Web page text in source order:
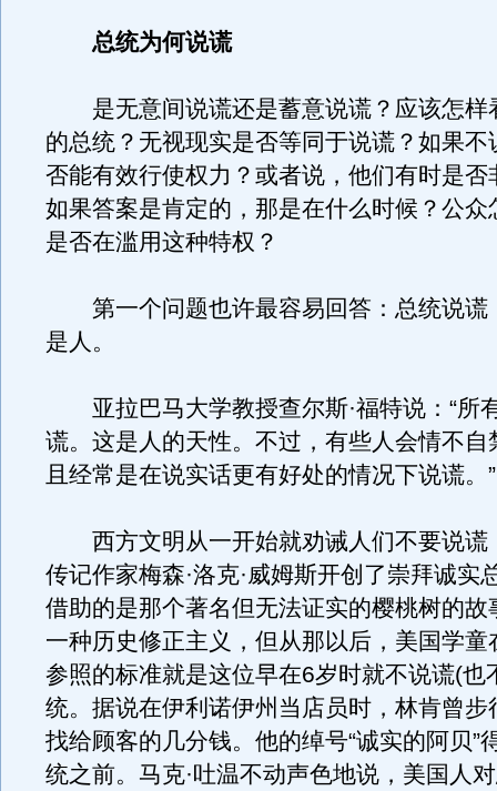
总统为何说谎
是无意间说谎还是蓄意说谎？应该怎样
的总统？无视现实是否等同于说谎？如果不
否能有效行使权力？或者说，他们有时是否
如果答案是肯定的，那是在什么时候？公众
是否在滥用这种特权？
第一个问题也许最容易回答：总统说谎
是人。
亚拉巴马大学教授查尔斯·福特说：“所
谎。这是人的天性。不过，有些人会情不自
且经常是在说实话更有好处的情况下说谎。”
西方文明从一开始就劝诫人们不要说谎
传记作家梅森·洛克·威姆斯开创了崇拜诚实
借助的是那个著名但无法证实的樱桃树的故
一种历史修正主义，但从那以后，美国学童
参照的标准就是这位早在6岁时就不说谎(也
统。据说在伊利诺伊州当店员时，林肯曾步
找给顾客的几分钱。他的绰号“诚实的阿贝”
统之前。马克·吐温不动声色地说，美国人